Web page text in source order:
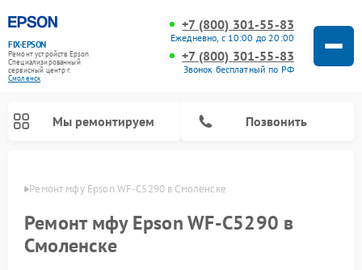
FIX-EPSON
Ремонт устройств Epson
Специализированный
cервисный центр г.
Смоленск
+7 (800) 301-55-83
Ежедневно, с 10:00 до 20:00
+7 (800) 301-55-83
Звонок бесплатный по РФ
Мы ремонтируем Позвонить
Ремонт мфу Epson WF-C5290 в Смоленске
Ремонт мфу Epson WF-C5290 в
Смоленске